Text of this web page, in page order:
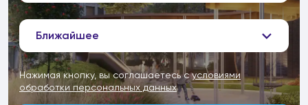
Ближайшее
Нажимая кнопку, вы соглашаетесь сусловиями
обработки персональных данных